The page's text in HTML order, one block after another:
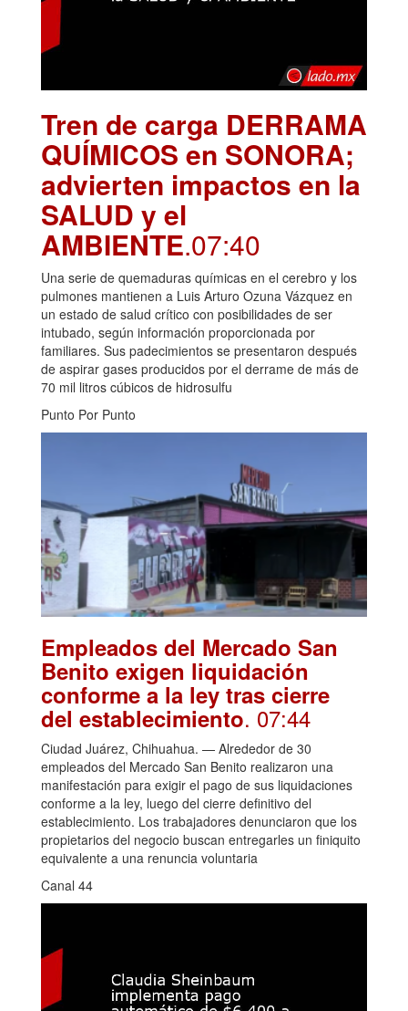
Tren de carga DERRAMA
QUÍMICOS en SONORA;
advierten impactos en la
SALUD y el
AMBIENTE.07:40
Una serie de quemaduras químicas en el cerebro y los
pulmones mantienen a Luis Arturo Ozuna Vázquez en
un estado de salud crítico con posibilidades de ser
intubado, según información proporcionada por
familiares. Sus padecimientos se presentaron después
de aspirar gases producidos por el derrame de más de
70 mil litros cúbicos de hidrosulfu
Punto Por Punto
Empleados del Mercado San
Benito exigen liquidación
conforme a la ley tras cierre
del establecimiento. 07:44
Ciudad Juárez, Chihuahua. — Alrededor de 30
empleados del Mercado San Benito realizaron una
manifestación para exigir el pago de sus liquidaciones
conforme a la ley, luego del cierre definitivo del
establecimiento. Los trabajadores denunciaron que los
propietarios del negocio buscan entregarles un finiquito
equivalente a una renuncia voluntaria
Canal 44